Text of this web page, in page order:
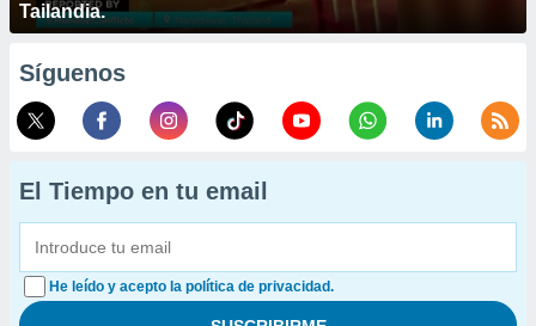
Tailandia.
Síguenos
El Tiempo en tu email
He leído y acepto la política de privacidad.